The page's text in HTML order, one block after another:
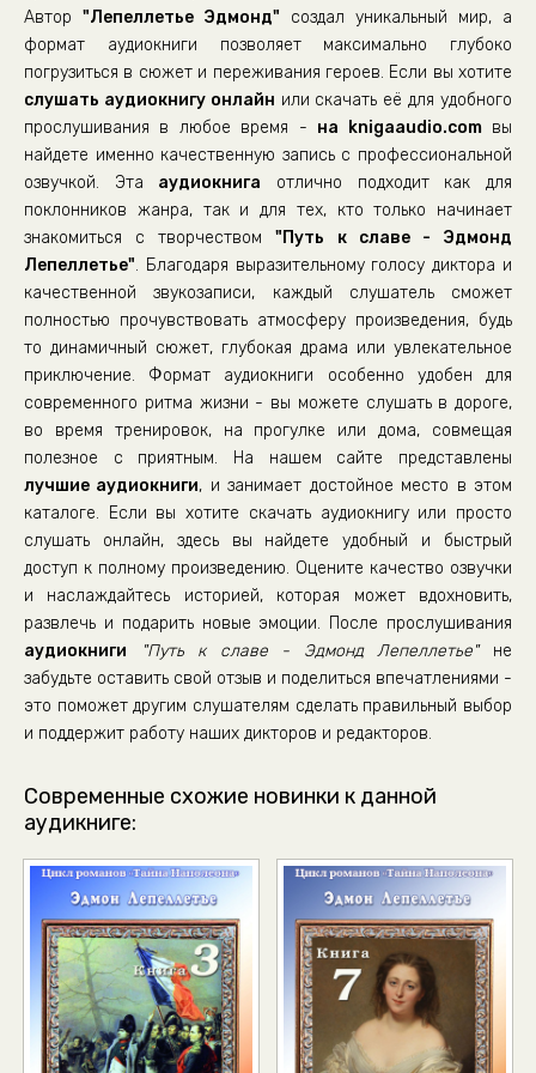
TN_02_Put_k_slave_21
TN_02_Put_k_slave_23
TN_02_Put_k_slave_24
TN_02_Put_k_slave_25
TN_02_Put_k_slave_26
TN_02_Put_k_slave_27
TN_02_Put_k_slave_28
TN_02_Put_k_slave_29
TN_02_Put_k_slave_30
TN_02_Put_k_slave_31
TN_02_Put_k_slave_32
TN_02_Put_k_slave_33
TN_02_Put_k_slave_34
TN_02_Put_k_slave_36
TN_02_Put_k_slave_37
TN_02_Put_k_slave_38
TN_02_Put_k_slave_39
TN_02_Put_k_slave_41
TN_02_Put_k_slave_42
TN_02_Put_k_slave_43
TN_02_Put_k_slave_44
TN_02_Put_k_slave_45
TN_02_Put_k_slave_46
TN_02_Put_k_slave_47
TN_02_Put_k_slave_48
Автор "Лепеллетье Эдмонд" создал уникальный мир, а
формат аудиокниги позволяет максимально глубоко
погрузиться в сюжет и переживания героев. Если вы хотите
слушать аудиокнигу онлайн или скачать её для удобного
прослушивания в любое время - на knigaaudio.comвы
найдете именно качественную запись с профессиональной
озвучкой. Эта аудиокнига отлично подходит как для
поклонников жанра, так и для тех, кто только начинает
знакомиться с творчеством"Путь к славе - Эдмонд
Лепеллетье". Благодаря выразительному голосу диктора и
качественной звукозаписи, каждый слушатель сможет
полностью прочувствовать атмосферу произведения, будь
то динамичный сюжет, глубокая драма или увлекательное
приключение. Формат аудиокниги особенно удобен для
современного ритма жизни - вы можете слушать в дороге,
во время тренировок, на прогулке или дома, совмещая
полезное с приятным. На нашем сайте представлены
лучшие аудиокниги, и занимает достойное место в этом
каталоге. Если вы хотите скачать аудиокнигу или просто
слушать онлайн, здесь вы найдете удобный и быстрый
доступ к полному произведению. Оцените качество озвучки
и наслаждайтесь историей, которая может вдохновить,
развлечь и подарить новые эмоции. После прослушивания
аудиокниги
"Путь к славе - Эдмонд Лепеллетье"не
забудьте оставить свой отзыв и поделиться впечатлениями -
это поможет другим слушателям сделать правильный выбор
и поддержит работу наших дикторов и редакторов.
Современные схожие новинки к данной
аудикниге: